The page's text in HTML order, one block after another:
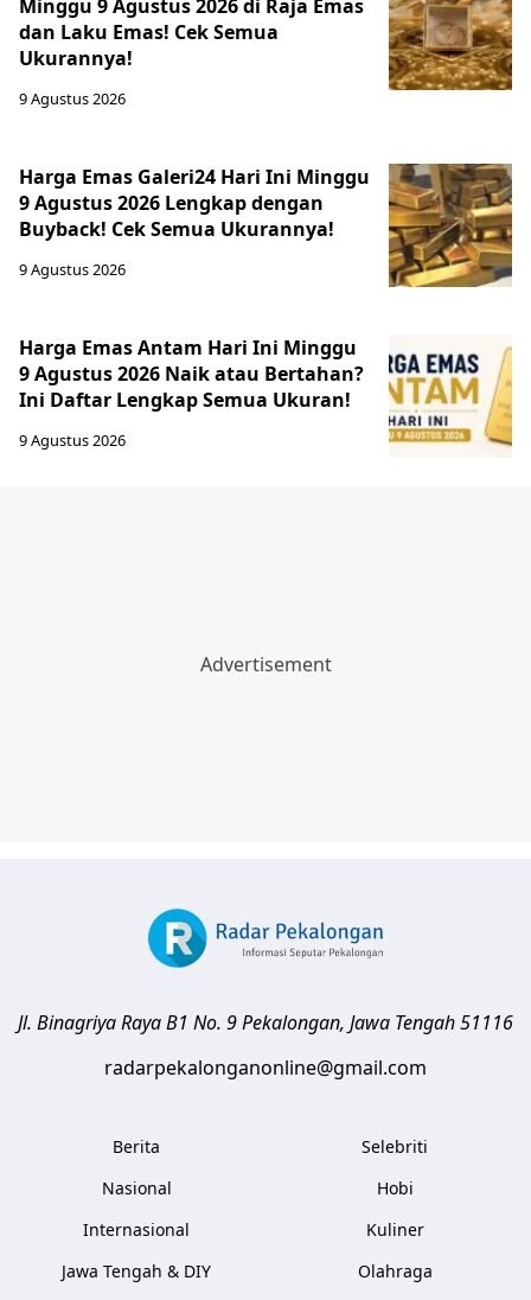
Minggu 9 Agustus 2026 di Raja Emas
dan Laku Emas! Cek Semua
Ukurannya!
9 Agustus 2026
Harga Emas Galeri24 Hari Ini Minggu
9 Agustus 2026 Lengkap dengan
Buyback! Cek Semua Ukurannya!
9 Agustus 2026
Harga Emas Antam Hari Ini Minggu
9 Agustus 2026 Naik atau Bertahan?
Ini Daftar Lengkap Semua Ukuran!
9 Agustus 2026
Jl. Binagriya Raya B1 No. 9Pekalongan, Jawa Tengah51116
radarpekalonganonline@gmail.com
Berita
Nasional
Internasional
Jawa Tengah & DIY
Selebriti
Hobi
Kuliner
Olahraga